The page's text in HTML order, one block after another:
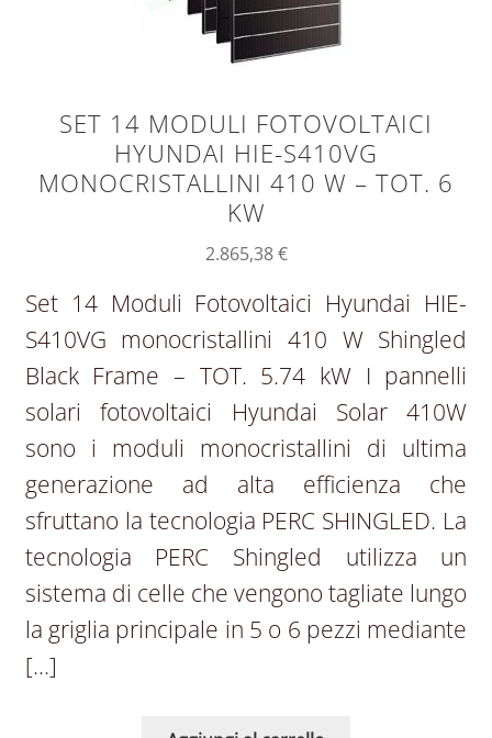
SET 14 MODULI FOTOVOLTAICI
HYUNDAI HIE-S410VG
MONOCRISTALLINI 410 W – TOT. 6
KW
2.865,38€
Set 14 Moduli Fotovoltaici Hyundai HIE-
S410VG monocristallini 410 W Shingled
Black Frame – TOT. 5.74 kW I pannelli
solari fotovoltaici Hyundai Solar 410W
sono i moduli monocristallini di ultima
generazione ad alta efficienza che
sfruttano la tecnologia PERC SHINGLED. La
tecnologia PERC Shingled utilizza un
sistema di celle che vengono tagliate lungo
la griglia principale in 5 o 6 pezzi mediante
[…]